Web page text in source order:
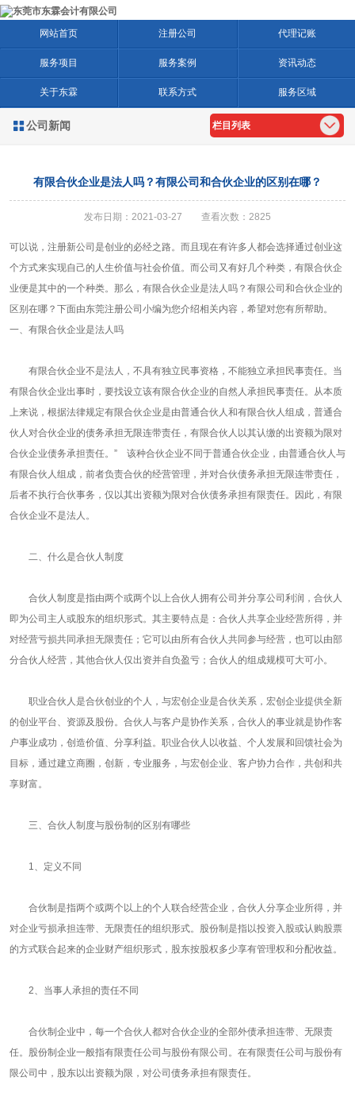
网站首页 注册公司 代理记账
服务项目 服务案例 资讯动态
关于东霖 联系方式 服务区域
 公司新闻 栏目列表
有限合伙企业是法人吗？有限公司和合伙企业的区别在哪？
发布日期：2021-03-27 查看次数：2825
可以说，注册新公司是创业的必经之路。而且现在有许多人都会选择通过创业这
个方式来实现自己的人生价值与社会价值。而公司又有好几个种类，有限合伙企
业便是其中的一个种类。那么，有限合伙企业是法人吗？有限公司和合伙企业的
区别在哪？下面由东莞注册公司小编为您介绍相关内容，希望对您有所帮助。
一、有限合伙企业是法人吗
有限合伙企业不是法人，不具有独立民事资格，不能独立承担民事责任。当
有限合伙企业出事时，要找设立该有限合伙企业的自然人承担民事责任。从本质
上来说，根据法律规定有限合伙企业是由普通合伙人和有限合伙人组成，普通合
伙人对合伙企业的债务承担无限连带责任，有限合伙人以其认缴的出资额为限对
合伙企业债务承担责任。” 该种合伙企业不同于普通合伙企业，由普通合伙人与
有限合伙人组成，前者负责合伙的经营管理，并对合伙债务承担无限连带责任，
后者不执行合伙事务，仅以其出资额为限对合伙债务承担有限责任。因此，有限
合伙企业不是法人。
二、什么是合伙人制度
合伙人制度是指由两个或两个以上合伙人拥有公司并分享公司利润，合伙人
即为公司主人或股东的组织形式。其主要特点是：合伙人共享企业经营所得，并
对经营亏损共同承担无限责任；它可以由所有合伙人共同参与经营，也可以由部
分合伙人经营，其他合伙人仅出资并自负盈亏；合伙人的组成规模可大可小。
职业合伙人是合伙创业的个人，与宏创企业是合伙关系，宏创企业提供全新
的创业平台、资源及股份。合伙人与客户是协作关系，合伙人的事业就是协作客
户事业成功，创造价值、分享利益。职业合伙人以收益、个人发展和回馈社会为
目标，通过建立商圈，创新，专业服务，与宏创企业、客户协力合作，共创和共
享财富。
三、合伙人制度与股份制的区别有哪些
1、定义不同
合伙制是指两个或两个以上的个人联合经营企业，合伙人分享企业所得，并
对企业亏损承担连带、无限责任的组织形式。股份制是指以投资入股或认购股票
的方式联合起来的企业财产组织形式，股东按股权多少享有管理权和分配收益。
2、当事人承担的责任不同
合伙制企业中，每一个合伙人都对合伙企业的全部外债承担连带、无限责
任。股份制企业一般指有限责任公司与股份有限公司。在有限责任公司与股份有
限公司中，股东以出资额为限，对公司债务承担有限责任。